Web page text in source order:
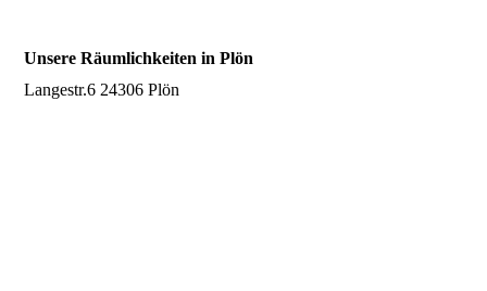
Unsere Räumlichkeiten in Plön
Langestr.6 24306 Plön